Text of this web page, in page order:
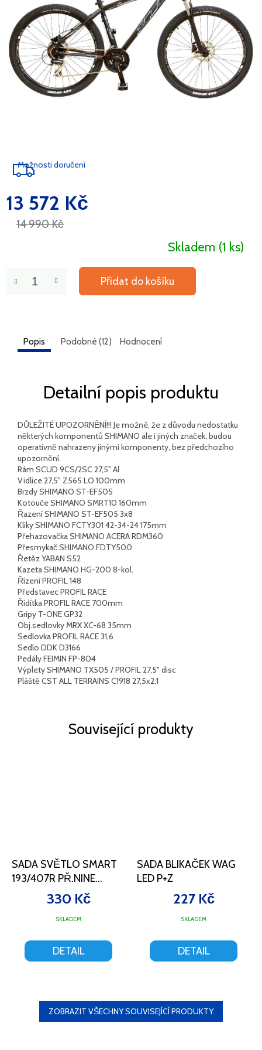
14 990 Kč
13 572 Kč
Měrná
cena:
Skladem (1 ks)
Možnosti doručení
Přidat do košíku
Související produkty
SADA SVĚTLO SMART
193/407R PŘ.NINE
80/DIAMANT
produktu
SKLADEM
330 Kč
DETAIL
SADA BLIKAČEK WAG
LED P+Z
SKLADEM
227 Kč
DETAIL
ZOBRAZIT VŠECHNY SOUVISEJÍCÍ PRODUKTY
Popis Podobné (12) Hodnocení
Detailní popis produktu
DŮLEŽITÉ UPOZORNĚNÍ!!! Je možné, že z důvodu nedostatku
některých komponentů SHIMANO ale i jiných značek, budou
operativně nahrazeny jinými komponenty, bez předchozího
upozornění.
Rám SCUD 9CS/2SC 27,5" Al
Vidlice 27,5" Z565 LO 100mm
Brzdy SHIMANO ST-EF505
Kotouče SHIMANO SMRT10 160mm
Řazení SHIMANO ST-EF505 3x8
Kliky SHIMANO FCTY301 42-34-24 175mm
Přehazovačka SHIMANO ACERA RDM360
Přesmykač SHIMANO FDTY500
Řetěz YABAN S52
Kazeta SHIMANO HG-200 8-kol.
Řízení PROFIL 148
Představec PROFIL RACE
Řídítka PROFIL RACE 700mm
Gripy T-ONE GP32
Obj.sedlovky MRX XC-68 35mm
Sedlovka PROFIL RACE 31,6
Sedlo DDK D3166
Pedály FEIMIN FP-804
Výplety SHIMANO TX505 / PROFIL 27,5" disc
Pláště CST ALL TERRAINS C1918 27,5x2,1